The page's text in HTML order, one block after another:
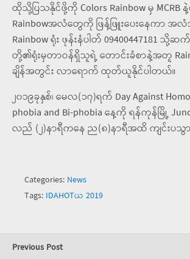
ထိုသို့ပြသနိုင်ဖို့ကိုColors Rainbow မှ MCRB
Rainbowအလံတွေကို ဖြန့်ဖြူးပေးနေကာ အ
Rainbow ရုံး ဖုန်းနံပါတ် 09400447181
တို့၏ရုံးမှတာဝန်ရှိသူရဲ့ တောင်းခံစာနဲ့အတူ
ချိန်အတွင်း လာရောက် ထုတ်ယူနိုင်ပါတယ်။
၂၀၁၉ခုနှစ်၊ မေလ(၁၇)ရက် Day Against
phobia and Bi-phobia နေ့ကို ရန်ကုန်မြို့
လည် (၂)နာရီကနေ ည(၈)နာရီအထိ ကျင်းပသွာ
Categories: News
Tags: IDAHOTယ 2019
Previous Post